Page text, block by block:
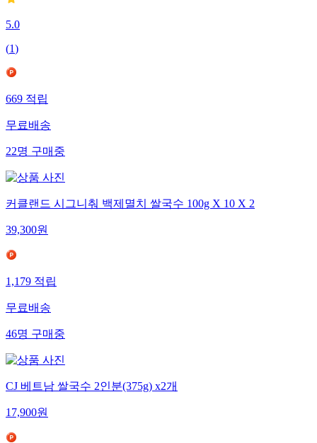
5.0
(1)
669적립
무료배송
22명구매중
커클랜드 시그니춰 백제멸치 쌀국수 100g X 10 X 2
39,300원
1,179적립
무료배송
46명구매중
CJ 베트남 쌀국수 2인분(375g) x2개
17,900원